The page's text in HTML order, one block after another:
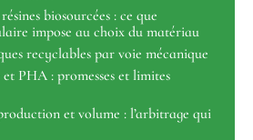
biosourcées : ce que
impose au choix du matériau
recyclables par voie mécanique
PHA : promesses et limites
et volume : l’arbitrage qui